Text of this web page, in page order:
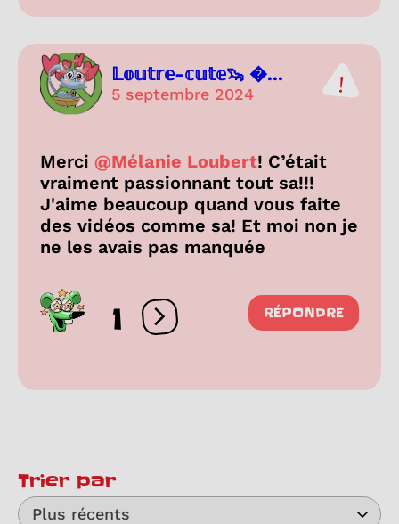
𝕃𝕠𝕦𝕥𝕣𝕖-𝕔𝕦𝕥𝕖🦦 ...
5 septembre 2024
Merci @Mélanie Loubert! C’était
vraiment passionnant tout sa!!!
J'aime beaucoup quand vous faite
des vidéos comme sa! Et moi non je
ne les avais pas manquée
1 Ouvrir les réactions
RÉPONDRE
Trier par
Plus récents